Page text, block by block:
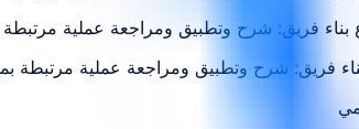
بناء فريق: شرح وتطبيق ومراجعة عملية
فريق: شرح وتطبيق ومراجعة عملية مرتبطة